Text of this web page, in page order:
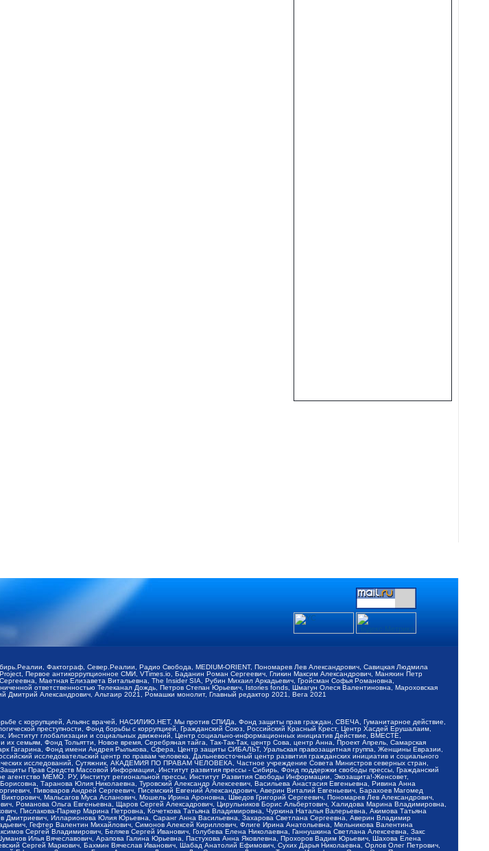
Фактограф, Север.Реалии, Радио Свобода, MEDIUM-ORIENT, Пономарев Лев Александрович, Савицкая Людмила
Первое антикоррупционное СМИ, VTimes.io, Баданин Роман Сергеевич, Гликин Максим Александрович, Маняхин Петр
Маетная Елизавета Витальевна, The Insider SIA, Рубин Михаил Аркадьевич, Гройсман Софья Романовна,
ответственностью Телеканал Дождь, Петров Степан Юрьевич, Istories fonds, Шмагун Олеся Валентиновна, Мароховская
Александрович, Альтаир 2021, Ромашки монолит, Главный редактор 2021, Вега 2021
с коррупцией, Альянс врачей, НАСИЛИЮ.НЕТ, Мы против СПИДа, Фонд защиты прав граждан, СВЕЧА, Гуманитарное действие,
преступности, Фонд борьбы с коррупцией, Гражданский Союз, Российский Красный Крест, Центр Хасдей Ерушалаим,
Институт глобализации и социальных движений, Центр социально-информационных инициатив Действие, ВМЕСТЕ,
семьям, Фонд Тольятти, Новое время, Серебряная тайга, Так-Так-Так, центр Сова, центр Анна, Проект Апрель, Самарская
Гагарина, Фонд имени Андрея Рылькова, Сфера, Центр защиты СИБАЛЬТ, Уральская правозащитная группа, Женщины Евразии,
исследовательский центр по правам человека, Дальневосточный центр развития гражданских инициатив и социального
исследований, Сутяжник, АКАДЕМИЯ ПО ПРАВАМ ЧЕЛОВЕКА, Частное учреждение Совета Министров северных стран,
Прав Средств Массовой Информации, Институт развития прессы - Сибирь, Фонд поддержки свободы прессы, Гражданский
МЕМО. РУ, Институт региональной прессы, Институт Развития Свободы Информации, Экозащита!-Женсовет,
Таранова Юлия Николаевна, Туровский Александр Алексеевич, Васильева Анастасия Евгеньевна, Ривина Анна
Пивоваров Андрей Сергеевич, Писемский Евгений Александрович, Аверин Виталий Евгеньевич, Барахоев Магомед
Мальсагов Муса Асланович, Мошель Ирина Ароновна, Шведов Григорий Сергеевич, Пономарев Лев Александрович,
Романова Ольга Евгеньевна, Щаров Сергей Алексадрович, Цирульников Борис Альбертович, Халидова Марина Владимировна,
Пислакова-Паркер Марина Петровна, Кочеткова Татьяна Владимировна, Чуркина Наталья Валерьевна, Акимова Татьяна
Дмитриевич, Илларионова Юлия Юрьевна, Саранг Анна Васильевна, Захарова Светлана Сергеевна, Аверин Владимир
Гефтер Валентин Михайлович, Симонов Алексей Кириллович, Флиге Ирина Анатольевна, Мельникова Валентина
Сергей Владимирович, Беляев Сергей Иванович, Голубева Елена Николаевна, Ганнушкина Светлана Алексеевна, Закс
Илья Вячеславович, Арапова Галина Юрьевна, Пастухова Анна Яковлевна, Прохоров Вадим Юрьевич, Шахова Елена
Сергей Маркович, Бахмин Вячеслав Иванович, Шабад Анатолий Ефимович, Сухих Дарья Николаевна, Орлов Олег Петрович,